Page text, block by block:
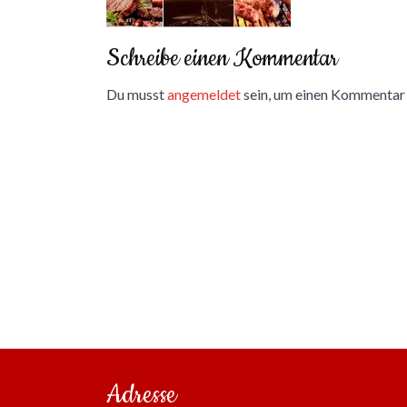
Schreibe einen Kommentar
Du musstangemeldetsein, um einen
Adresse